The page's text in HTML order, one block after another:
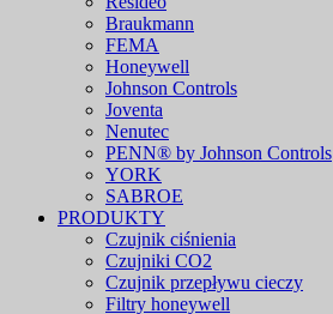
Braukmann
FEMA
Honeywell
Johnson Controls
Joventa
Nenutec
PENN® by Johnson Controls
YORK
SABROE
PRODUKTY
Czujnik ciśnienia
Czujniki CO2
Czujnik przepływu cieczy
Filtry honeywell